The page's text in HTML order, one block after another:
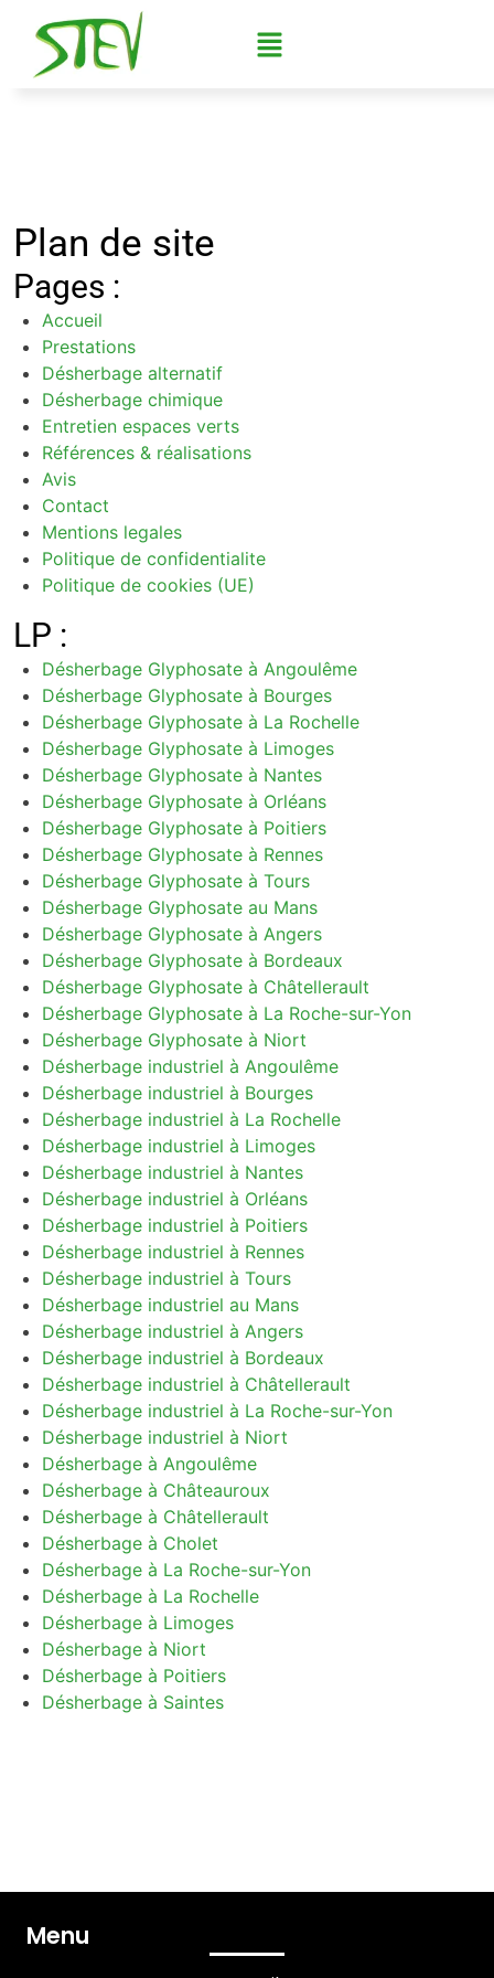
Plan de site
Pages :
Accueil
Prestations
Désherbage alternatif
Désherbage chimique
Entretien espaces verts
Références & réalisations
Avis
Contact
Mentions legales
Politique de confidentialite
Politique de cookies (UE)
LP :
Désherbage Glyphosate à Angoulême
Désherbage Glyphosate à Bourges
Désherbage Glyphosate à La Rochelle
Désherbage Glyphosate à Limoges
Désherbage Glyphosate à Nantes
Désherbage Glyphosate à Orléans
Désherbage Glyphosate à Poitiers
Désherbage Glyphosate à Rennes
Désherbage Glyphosate à Tours
Désherbage Glyphosate au Mans
Désherbage Glyphosate à Angers
Désherbage Glyphosate à Bordeaux
Désherbage Glyphosate à Châtellerault
Désherbage Glyphosate à La Roche-sur-Yon
Désherbage Glyphosate à Niort
Désherbage industriel à Angoulême
Désherbage industriel à Bourges
Désherbage industriel à La Rochelle
Désherbage industriel à Limoges
Désherbage industriel à Nantes
Désherbage industriel à Orléans
Désherbage industriel à Poitiers
Désherbage industriel à Rennes
Désherbage industriel à Tours
Désherbage industriel au Mans
Désherbage industriel à Angers
Désherbage industriel à Bordeaux
Désherbage industriel à Châtellerault
Désherbage industriel à La Roche-sur-Yon
Désherbage industriel à Niort
Désherbage à Angoulême
Désherbage à Châteauroux
Désherbage à Châtellerault
Désherbage à Cholet
Désherbage à La Roche-sur-Yon
Désherbage à La Rochelle
Désherbage à Limoges
Désherbage à Niort
Désherbage à Poitiers
Désherbage à Saintes
Menu